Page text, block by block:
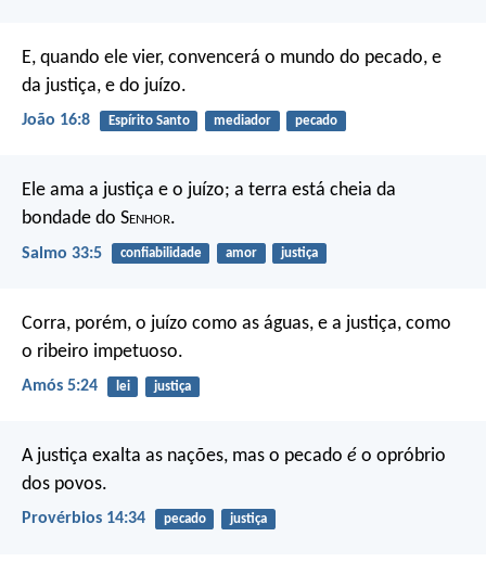
E, quando ele vier, convencerá o mundo do pecado, e
da justiça, e do juízo.
João 16:8 Espírito Santo mediador pecado
Ele ama a justiça e o juízo; a terra está cheia da
bondade do Senhor.
Salmo 33:5 confiabilidade amor justiça
Corra, porém, o juízo como as águas, e a justiça, como
o ribeiro impetuoso.
Amós 5:24 lei justiça
A justiça exalta as nações, mas o pecado é o opróbrio
dos povos.
Provérbios 14:34 pecado justiça